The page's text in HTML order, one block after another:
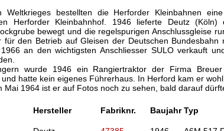
Weltkrieges bestellten die Herforder Kleinbahnen
Herforder Kleinbahnhof. 1946 lieferte Deutz
bewegt und die regelspurigen Anschlussgleise
den Betrieb auf Gleisen der Deutschen Bundesbahn
an den wichtigsten Anschliesser SULO verkauft
wurde 1946 ein Rangiertraktor der Firma
hatte kein eigenes Führerhaus. In Herford kam er
Mai 1964 ist er auf Fotos noch zu sehen, bald darauf
Hersteller Fabriknr. Baujahr Typ